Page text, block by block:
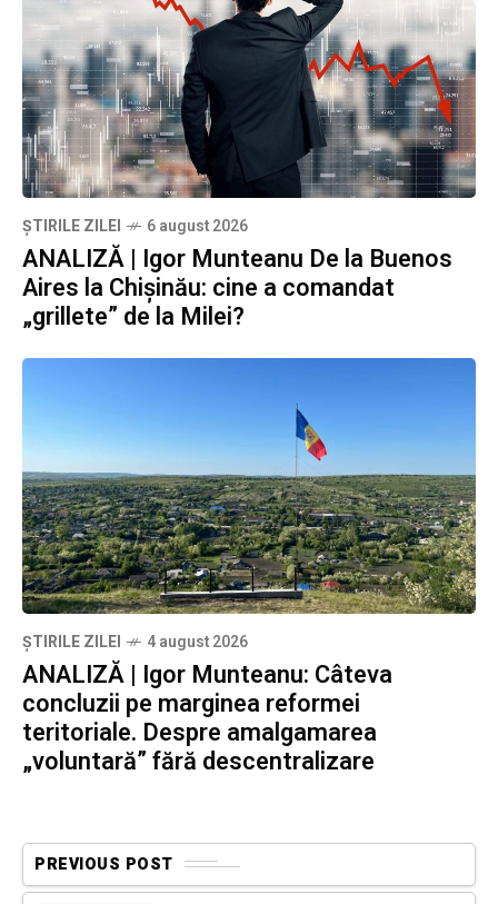
ȘTIRILE ZILEI 6 august 2026
ANALIZĂ | Igor Munteanu De la Buenos
Aires la Chișinău: cine a comandat
„grillete” de la Milei?
ȘTIRILE ZILEI 4 august 2026
ANALIZĂ | Igor Munteanu: Câteva
concluzii pe marginea reformei
teritoriale. Despre amalgamarea
„voluntară” fără descentralizare
PREVIOUS POST